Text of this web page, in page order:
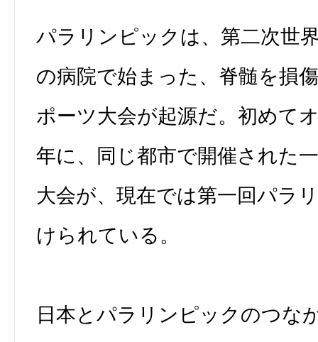
パラリンピックは、第二次世
の病院で始まった、脊髄を損
ポーツ大会が起源だ。初めて
年に、同じ都市で開催された
大会が、現在では第一回パラ
けられている。
日本とパラリンピックのつな